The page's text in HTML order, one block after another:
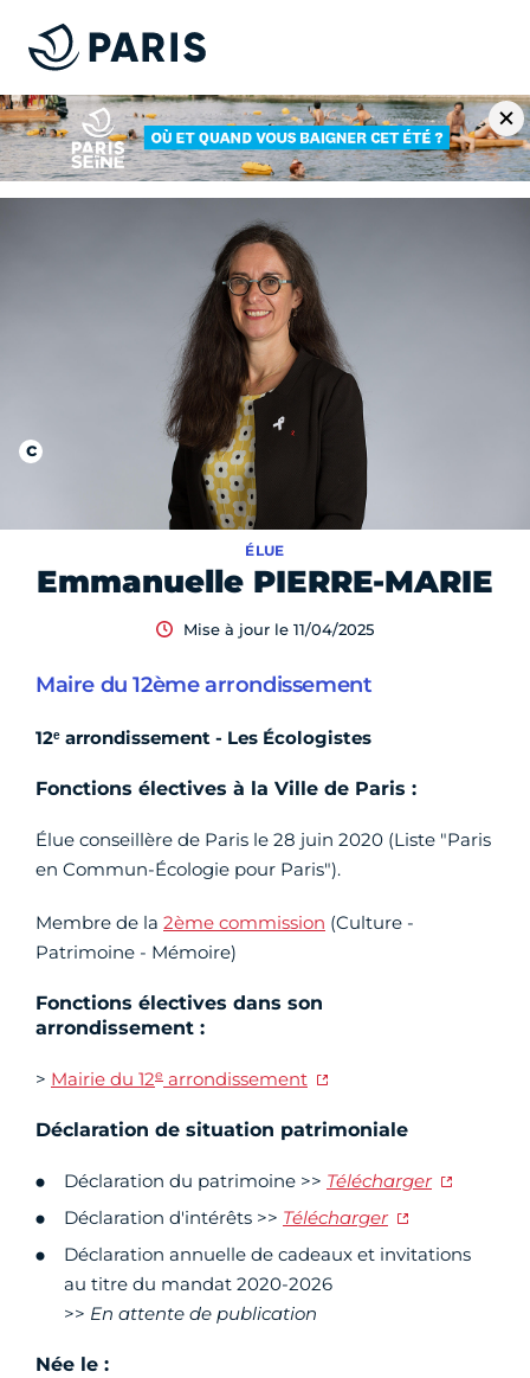
Emmanuelle PIERRE-MARIE
ÉLUE
Mise à jour le 11/04/2025
Maire du 12ème arrondissement
12ᵉ arrondissement - Les Écologistes
Fonctions électives à la Ville de Paris :
Élue conseillère de Paris le 28 juin 2020 (Liste "Paris
en Commun-Écologie pour Paris").
Membre de la 2ème commission (Culture -
Patrimoine - Mémoire)
Fonctions électives dans son
arrondissement :
> Mairie du 12e arrondissement
Déclaration de situation patrimoniale
Déclaration du patrimoine >> Télécharger
Déclaration d'intérêts >> Télécharger
Déclaration annuelle de cadeaux et invitations
au titre du mandat 2020-2026
>> En attente de publication
Née le :